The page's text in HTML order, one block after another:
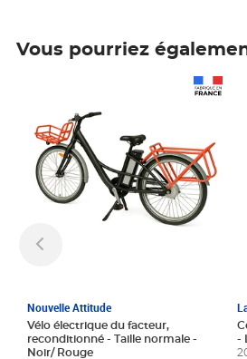
Vous pourriez
Nouvelle Attitude
Vélo électrique du facteur,
reconditionné - Taille normale -
Noir/ Rouge
-